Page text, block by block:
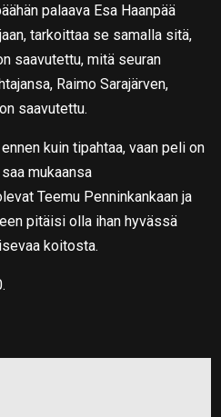
palaava Esa Haanpää
tarkoittaa se samalla sitä,
saavutettu, mitä seuran
Raimo Sarajärven,
saavutettu.
kuin tipahtaa, vaan peli on
mukaansa
Teemu Penninkankaan ja
pitäisi olla ihan hyvässä
koitosta.